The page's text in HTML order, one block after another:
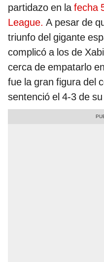
partidazo en la fecha
League. A pesar de
triunfo del gigante
complicó a los de
cerca de empatarlo
fue la gran figura del
sentenció el 4-3 de